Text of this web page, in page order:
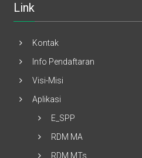
Link
Kontak
Info Pendaftaran
Visi-Misi
Aplikasi
E_SPP
RDM MA
RDM MTs